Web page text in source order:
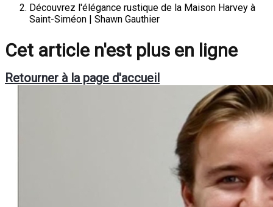
Découvrez l'élégance rustique de la Maison Harvey à
Saint-Siméon | Shawn Gauthier
Cet article n'est plus en ligne
Retourner à la page d'accueil